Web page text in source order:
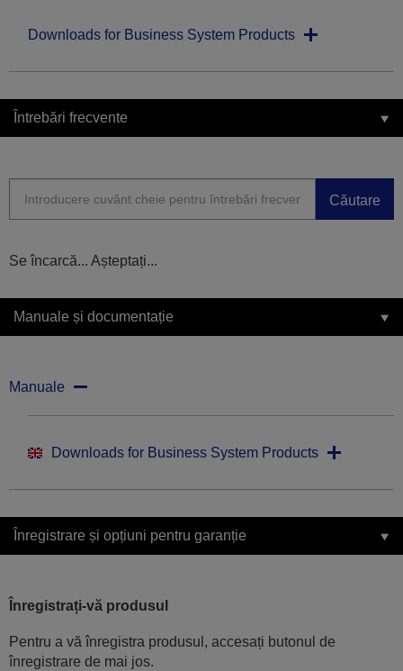
Downloads for Business System Products
Întrebări frecvente
Căutare
Se încarcă... Așteptați...
Manuale și documentație
Manuale
Downloads for Business System Products
Înregistrare și opțiuni pentru garanție
Înregistrați-vă produsul
Pentru a vă înregistra produsul, accesați butonul de
înregistrare de mai jos.